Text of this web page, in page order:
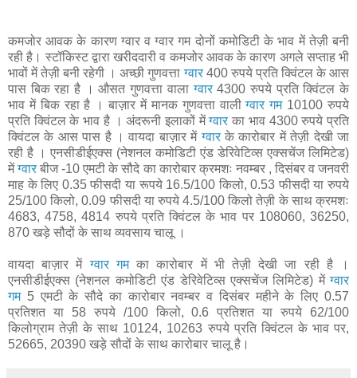
कमजोर आवक के कारण ग्वार व ग्वार गम दोनों कमोडिटी के भाव में तेज़ी बनी
रही है। स्टॉकिस्ट द्वारा खरीददारी व कमजोर आवक के कारण अगले सप्ताह भी
भावों में तेज़ी बनी रहेगी । अच्छी गुणवत्ताग्वार400 रुपये प्रति क्विंटल के आस
पास बिक रहा है । औसत गुणवत्ता वालाग्वार4300 रुपये प्रति क्विंटल के
भाव में बिक रहा है । बाज़ार में मानक गुणवत्ता वालीग्वार गम10100 रुपये
प्रति क्विंटल के भाव है । अंदरूनी इलाकों मेंग्वारका भाव 4300 रुपये प्रति
क्विंटल के आस पास है । वायदा बाज़ार मेंग्वारके कारोबार में तेज़ी देखी जा
रही है । एनसीडीईएक्स (नेशनल कमोडिटी एंड डेरिवेटिव्स एक्सचेंज लिमिटेड)
मेंग्वार बीज -10 एमटी के सौदे का कारोबार क्रमशः नवम्बर , दिसंबर व जनवरी
माह के लिए 0.35 फीसदी या रूपये 16.5/100 किलो, 0.53 फीसदी या रुपये
25/100 किलो, 0.09 फीसदी या रुपये 4.5/100 किलो तेज़ी के साथ क्रमशः
4683, 4758, 4814 रुपये प्रति क्विंटल के भाव पर 108060, 36250,
870 खड़े सौदों के साथ व्यवसाय चालू ।
वायदा बाज़ार मेंग्वार गमका कारोबार में भी तेज़ी देखी जा रही है ।
एनसीडीईएक्स (नेशनल कमोडिटी एंड डेरिवेटिव्स एक्सचेंज लिमिटेड) मेंग्वार
गम5 एमटी के सौदे का कारोबार नवम्बर व दिसंबर महीने के लिए 0.57
प्रतिशत या 58 रुपये /100 किलो, 0.6 प्रतिशत या रुपये 62/100
किलोग्राम तेज़ी के साथ 10124, 10263 रुपये प्रति क्विंटल के भाव पर,
52665, 20390 खड़े सौदों के साथ कारोबार चालू है।